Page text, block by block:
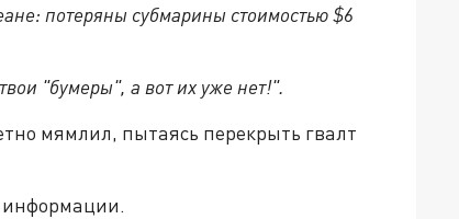
потеряны субмарины стоимостью $6
"бумеры", а вот их уже нет!".
мямлил, пытаясь перекрыть гвалт